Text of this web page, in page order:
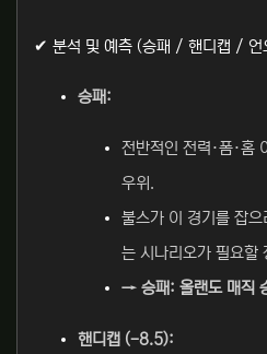
✔ 분석 및 예측 (승패 / 핸디캡 / 언
승패:
전반적인 전력·폼·홈
우위.
불스가 이 경기를 잡
는 시나리오가 필요할
→ 승패: 올랜도 매직
핸디캡 (-8.5):